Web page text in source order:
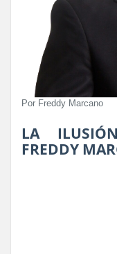
Por Freddy Marcano
LA
FREDDY